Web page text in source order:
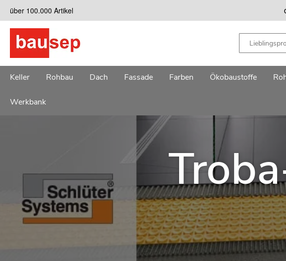
Zum
Inhalt
springen
über 100.000 Artikel
Keller Rohbau Dach Fassade Farben Ökobaustoffe
Werkbank